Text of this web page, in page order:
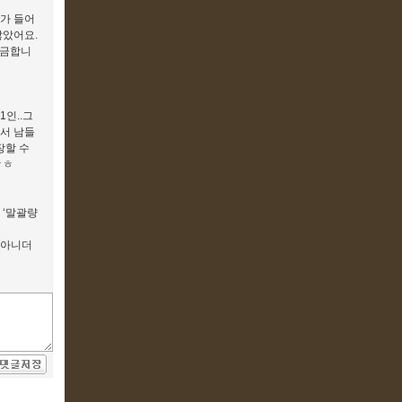
들어
았어요.
합니
인..그
남들
할 수
말괄량
니더